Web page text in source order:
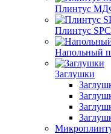
Плинтус
Плинтус SPC
Напольный
Заглушки